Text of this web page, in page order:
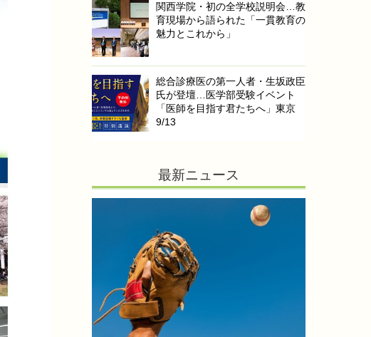
関西学院・初の全学校説明会…教
育現場から語られた「一貫教育の
魅力とこれから」
総合診療医の第一人者・生坂政臣
氏が登壇…医学部受験イベント
「医師を目指す君たちへ」東京
9/13
最新ニュース